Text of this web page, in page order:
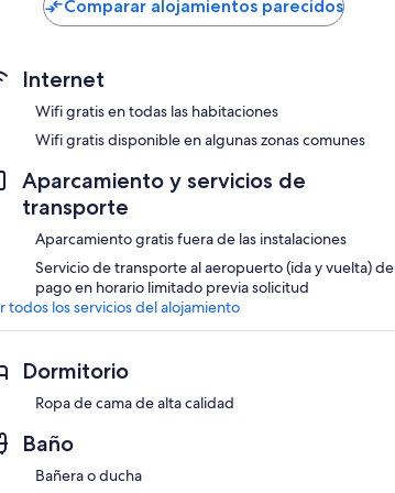
192 €
Comparar alojamientos parecidos
Internet
Wifi gratis en todas las habitaciones
Wifi gratis disponible en algunas zonas comunes
Aparcamiento y servicios de
transporte
Aparcamiento gratis fuera de las instalaciones
Servicio de transporte al aeropuerto (ida y vuelta) de
pago en horario limitado previa solicitud
todos los servicios del alojamiento
Dormitorio
Ropa de cama de alta calidad
Baño
Bañera o ducha